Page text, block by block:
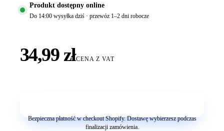
Produkt dostępny online
Do 14:00 wysyłka dziś · przewóz 1–2 dni robocze
34,99 złCENA Z VAT
Bezpieczna płatność w checkout Shopify. Dostawę wybierzesz podczas
finalizacji zamówienia.